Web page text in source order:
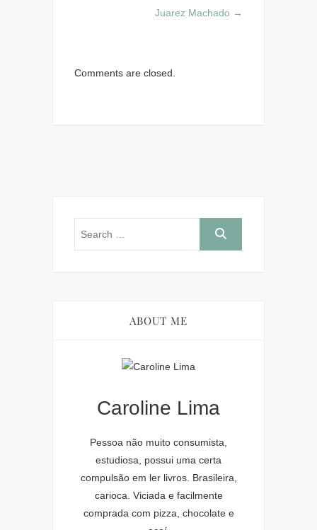
Juarez Machado →
Comments are closed.
ABOUT ME
Caroline Lima
Pessoa não muito consumista,
estudiosa, possui uma certa
compulsão em ler livros. Brasileira,
carioca. Viciada e facilmente
comprada com pizza, chocolate e